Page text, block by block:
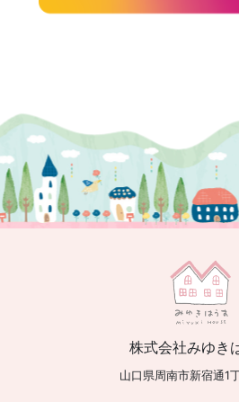
株式会社みゆき
山口県周南市新宿通1